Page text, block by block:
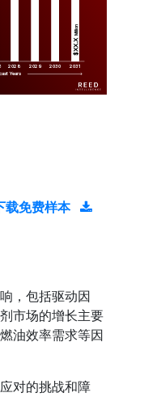
2028 2029 2030 2031
$XX.X
Million
Years
载免费样本
，包括驱动因
市场的增长主要
油效率需求等因
对的挑战和障